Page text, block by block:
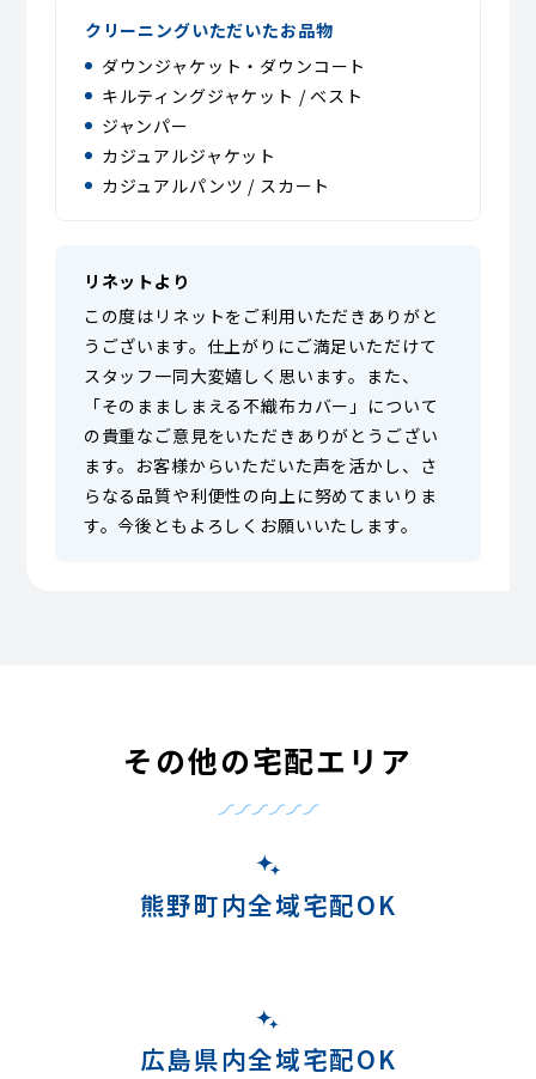
クリーニングいただいたお品物
ダウンジャケット・ダウンコート
キルティングジャケット / ベスト
ジャンパー
カジュアルジャケット
カジュアルパンツ / スカート
リネットより
この度はリネットをご利用いただきありがと
うございます。仕上がりにご満足いただけて
スタッフ一同大変嬉しく思います。また、
「そのまましまえる不織布カバー」について
の貴重なご意見をいただきありがとうござい
ます。お客様からいただいた声を活かし、さ
らなる品質や利便性の向上に努めてまいりま
す。今後ともよろしくお願いいたします。
その他の宅配エリア
熊野町内全域宅配OK
広島県内全域宅配OK